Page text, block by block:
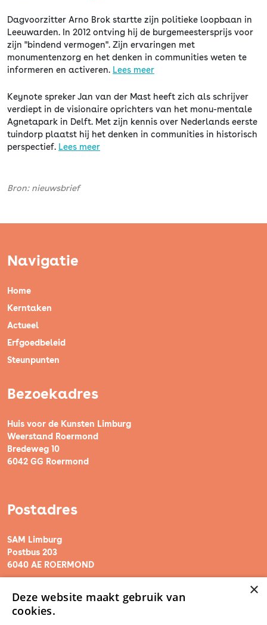
Dagvoorzitter Arno Brok startte zijn politieke loopbaan in
Leeuwarden. In 2012 ontving hij de burgemeestersprijs voor
zijn "bindend vermogen". Zijn ervaringen met
monumentenzorg en het denken in communities weten te
informeren en activeren. Lees meer
Keynote spreker Jan van der Mast heeft zich als schrijver
verdiept in de visionaire oprichters van het monu-mentale
Agnetapark in Delft. Met zijn kennis over Nederlands eerste
tuindorp plaatst hij het denken in communities in historisch
perspectief. Lees meer
Bron: nieuwsbrief
Navigatie
Home
Kerntaken
Actueel
Erfgoedbeleid
Steunpunten
Bezoekadres
Huis voor de Kunsten Limburg
Weerstand Roermond
Bredeweg 10
6042 GG Roermond
Postadres
SAM Limburg
Postbus 203
6040 AE ROERMOND
steunpunt@sam-limburg.nl
0475-399281
×
Deze website maakt gebruik van
cookies.